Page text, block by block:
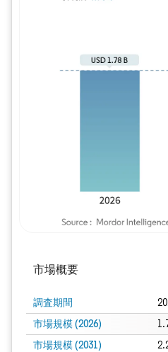
市場概要
調査期間
市場規模 (2026)
市場規模 (2031)